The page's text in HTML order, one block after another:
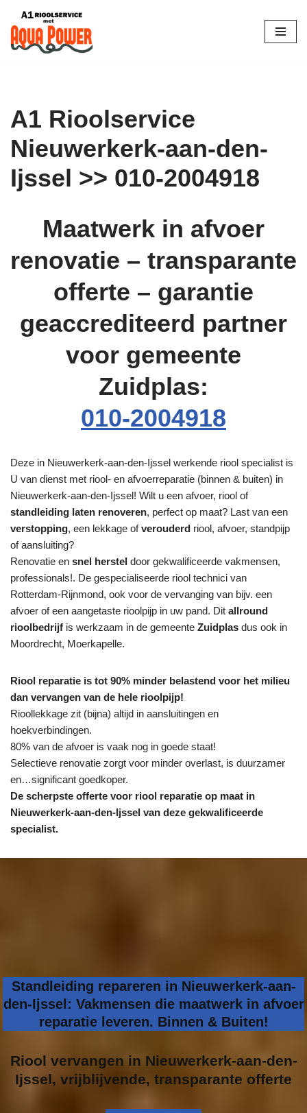
Skip
to
A1 Rioolservice
Nieuwerkerk-aan-den-
Ijssel >> 010-2004918
Maatwerk in afvoer
renovatie – transparante
offerte – garantie
geaccrediteerd partner
voor gemeente
Zuidplas:
010-2004918
Deze in Nieuwerkerk-aan-den-Ijssel werkende riool specialist is
U van dienst met riool- en afvoerreparatie (binnen & buiten) in
Nieuwerkerk-aan-den-Ijssel! Wilt u een afvoer, riool of
standleiding laten renoveren, perfect op maat? Last van een
verstopping, een lekkage ofverouderd riool, afvoer, standpijp
of aansluiting?
Renovatie en snel herstel door gekwalificeerde vakmensen,
professionals!. De gespecialiseerde riool technici van
Rotterdam-Rijnmond, ook voor de vervanging van bijv. een
afvoer of een aangetaste rioolpijp in uw pand. Dit allround
rioolbedrijf is werkzaam in de gemeente Zuidplas dus ook in
Moordrecht, Moerkapelle.
Riool reparatie is tot 90% minder belastend voor het milieu
dan vervangen van de hele rioolpijp!
Rioollekkage zit (bijna) altijd in aansluitingen en
hoekverbindingen.
80% van de afvoer is vaak nog in goede staat!
Selectieve renovatie zorgt voor minder overlast, is duurzamer
en…significant goedkoper.
De scherpste offerte voor riool reparatie op maat in
Nieuwerkerk-aan-den-Ijssel van deze gekwalificeerde
specialist.
Standleiding repareren in Nieuwerkerk-aan-
den-Ijssel: Vakmensen die maatwerk in afvoer
reparatie leveren. Binnen & Buiten!
Riool vervangen in Nieuwerkerk-aan-den-
Ijssel, vrijblijvende, transparante offerte